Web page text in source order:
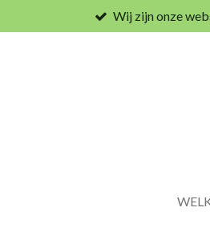
direct
Wij zijn onze